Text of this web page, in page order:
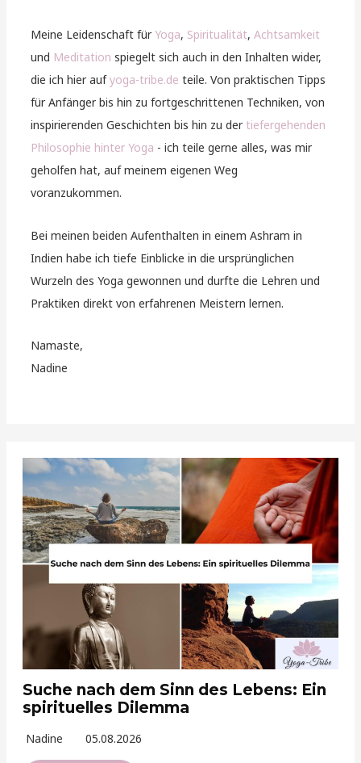
Meine Leidenschaft für Yoga, Spiritualität,Achtsamkeit
und Meditation spiegelt sich auch in den Inhalten wider,
die ich hier aufyoga-tribe.de teile. Von praktischen Tipps
für Anfänger bis hin zu fortgeschrittenen Techniken, von
inspirierenden Geschichten bis hin zu der tiefergehenden
Philosophie hinter Yoga - ich teile gerne alles, was mir
geholfen hat, auf meinem eigenen Weg
voranzukommen.
Bei meinen beiden Aufenthalten in einem Ashram in
Indien habe ich tiefe Einblicke in die ursprünglichen
Wurzeln des Yoga gewonnen und durfte die Lehren und
Praktiken direkt von erfahrenen Meistern lernen.
Namaste,
Nadine
Suche nach dem Sinn des Lebens: Ein
spirituelles Dilemma
Nadine 05.08.2026